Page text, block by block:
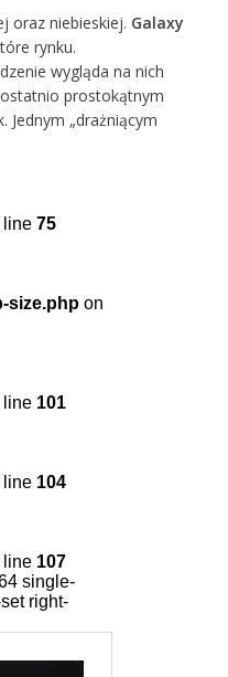
oraz niebieskiej. Galaxy
rynku.
wygląda na nich
prostokątnym
Jednym „drażniącym